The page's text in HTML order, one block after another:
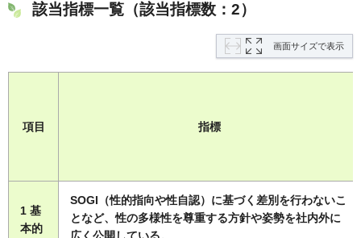
該当指標一覧（該当指標数：2）
画面サイズで表示
項目 指標
1 基
本的
SOGI（性的指向や性自認）に基づく差別を行わないこ
となど、性の多様性を尊重する方針や姿勢を社内外に
広く公開している。